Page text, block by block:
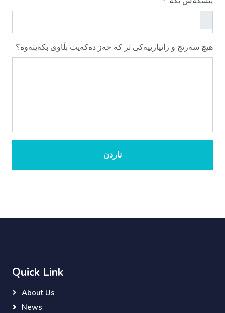
هیچ سەرنج و زانیارییەکی تر کە حەز دەکەیت بڵاوی بکەیتەوە؟
ناردن
Quick Link
About Us
News